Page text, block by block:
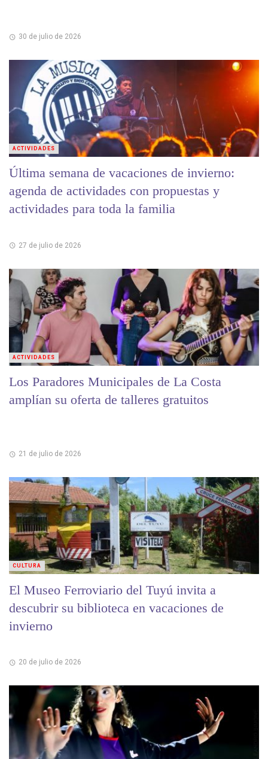
30 de julio de 2026
Última semana de vacaciones de invierno:
agenda de actividades con propuestas y
actividades para toda la familia
27 de julio de 2026
ACTIVIDADES
Los Paradores Municipales de La Costa
amplían su oferta de talleres gratuitos
21 de julio de 2026
ACTIVIDADES
El Museo Ferroviario del Tuyú invita a
descubrir su biblioteca en vacaciones de
invierno
20 de julio de 2026
CULTURA